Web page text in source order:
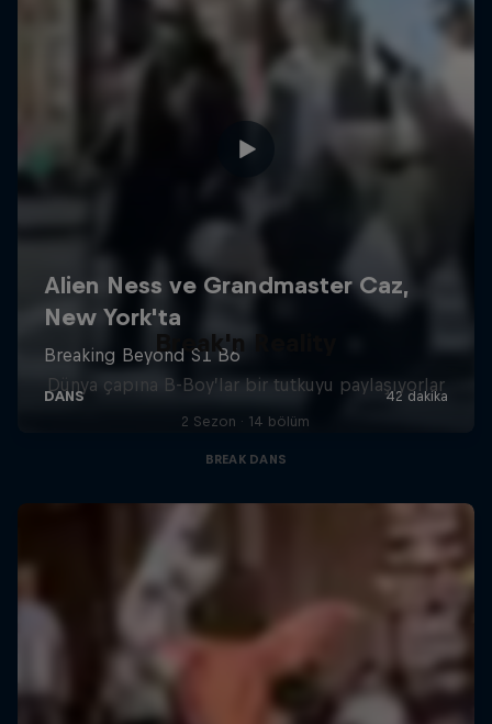
Break'n Reality
Dünya çapına B-Boy’lar bir tutkuyu paylaşıyorlar
2 Sezon · 14 bölüm
BREAK DANS